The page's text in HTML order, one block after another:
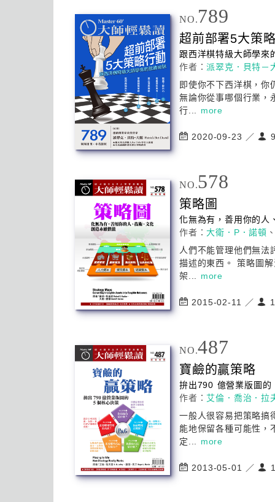
NO.789
超前部署5大策
跟西洋棋特級大師學來
作者：派翠克．貝特－
即使你不下西洋棋，你
無論你從事哪個行業，
行... more
2020-09-23 ／
NO.578
策略 圖
化無為有，善用你的人
作者：大衛．P．諾頓
人們不能管理他們無法
描述的東西。 策略圖
架... more
2015-02-11 ／
NO.487
寶鹼的贏策略
拚出790 億營業版圖的
作者：艾倫．喬治．拉
一般人很容易把策略搞
能地保留各種可能性，
定... more
2013-05-01 ／